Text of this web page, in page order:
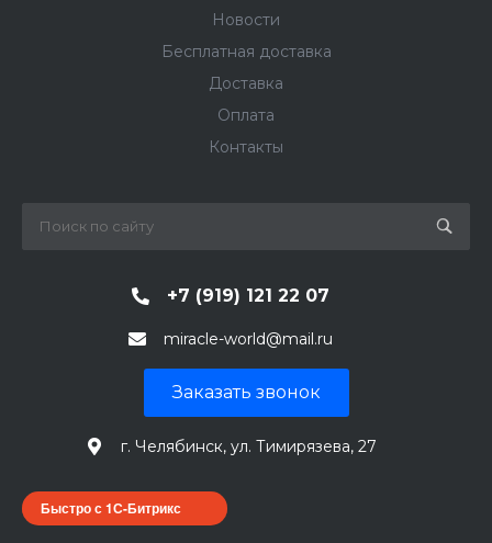
Новости
Бесплатная доставка
Доставка
Оплата
Контакты
+7 (919) 121 22 07
miracle-world@mail.ru
Заказать звонок
г. Челябинск, ул. Тимирязева, 27
Быстро с 1С-Битрикс